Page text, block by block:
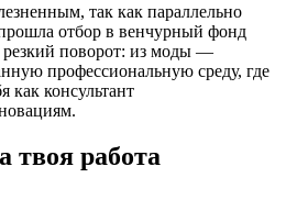
так как параллельно
отбор в венчурный фонд
резкий поворот: из моды —
профессиональную среду, где
как консультант
твоя работа